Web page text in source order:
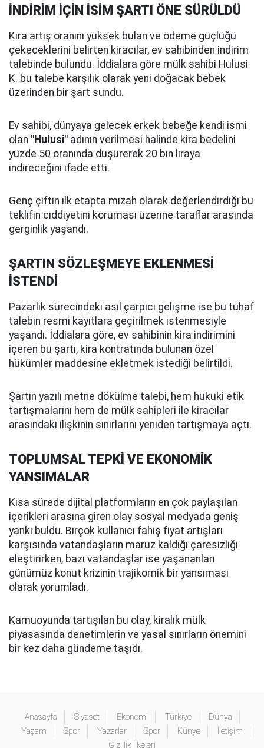
İNDİRİM İÇİN İSİM ŞARTI ÖNE SÜRÜLDÜ
Kira artış oranını yüksek bulan ve ödeme güçlüğü
çekeceklerini belirten kiracılar, ev sahibinden indirim
talebinde bulundu. İddialara göre mülk sahibi Hulusi
K. bu talebe karşılık olarak yeni doğacak bebek
üzerinden bir şart sundu.
Ev sahibi, dünyaya gelecek erkek bebeğe kendi ismi
olan "Hulusi" adının verilmesi halinde kira bedelini
yüzde 50 oranında düşürerek 20 bin liraya
indireceğini ifade etti.
Genç çiftin ilk etapta mizah olarak değerlendirdiği bu
teklifin ciddiyetini koruması üzerine taraflar arasında
gerginlik yaşandı.
ŞARTIN SÖZLEŞMEYE EKLENMESİ
İSTENDİ
Pazarlık sürecindeki asıl çarpıcı gelişme ise bu tuhaf
talebin resmi kayıtlara geçirilmek istenmesiyle
yaşandı. İddialara göre, ev sahibinin kira indirimini
içeren bu şartı, kira kontratında bulunan özel
hükümler maddesine ekletmek istediği belirtildi.
Şartın yazılı metne dökülme talebi, hem hukuki etik
tartışmalarını hem de mülk sahipleri ile kiracılar
arasındaki ilişkinin sınırlarını yeniden tartışmaya açtı.
TOPLUMSAL TEPKİ VE EKONOMİK
YANSIMALAR
Kısa sürede dijital platformların en çok paylaşılan
içerikleri arasına giren olay sosyal medyada geniş
yankı buldu. Birçok kullanıcı fahiş fiyat artışları
karşısında vatandaşların maruz kaldığı çaresizliği
eleştirirken, bazı vatandaşlar ise yaşananları
günümüz konut krizinin trajikomik bir yansıması
olarak yorumladı.
Kamuoyunda tartışılan bu olay, kiralık mülk
piyasasında denetimlerin ve yasal sınırların önemini
bir kez daha gündeme taşıdı.
Anasayfa Siyaset Ekonomi Türkiye
Dünya
Yaşam
Spor Yazarlar Spor Künye
İletişim
Gizlilik İlkeleri